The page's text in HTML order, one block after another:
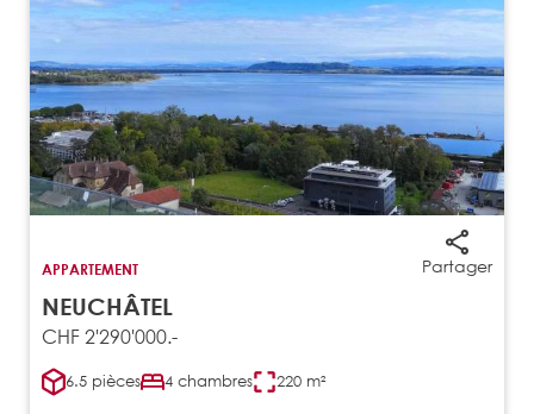
Partager
APPARTEMENT
NEUCHÂTEL
CHF 2'290'000.-
6.5 pièces 4 chambres 220 m²